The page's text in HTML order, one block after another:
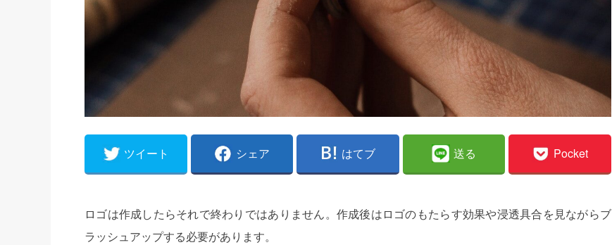
ツイート シェア はてブ 送る Pocket
ロゴは作成したらそれで終わりではありません。作成後はロゴのもたらす効果や浸透具合を見ながらブ
ラッシュアップする必要があります。